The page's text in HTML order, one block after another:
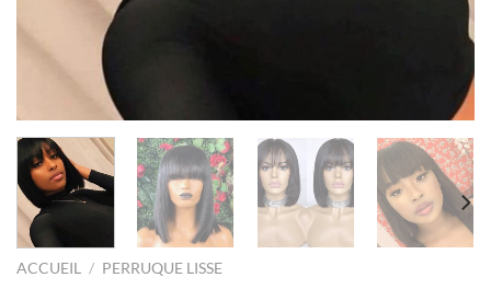
ACCUEIL / PERRUQUE LISSE